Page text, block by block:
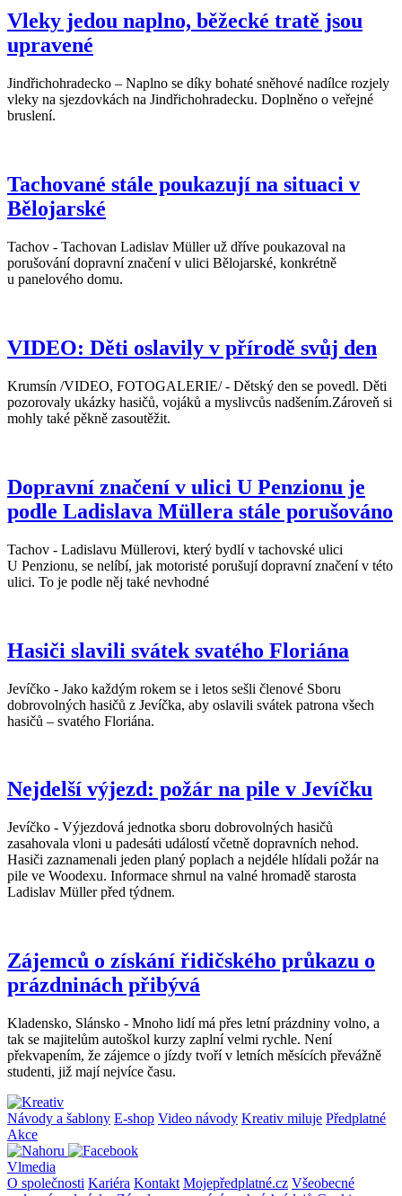
Vleky jedou naplno, běžecké tratě jsou
upravené
Jindřichohradecko – Naplno se díky bohaté sněhové nadílce rozjely
vleky na sjezdovkách na Jindřichohradecku. Doplněno o veřejné
bruslení.
Tachované stále poukazují na situaci v
Bělojarské
Tachov - Tachovan Ladislav Müller už dříve poukazoval na
porušování dopravní značení v ulici Bělojarské, konkrétně
u panelového domu.
VIDEO: Děti oslavily v přírodě svůj den
Krumsín /VIDEO, FOTOGALERIE/ - Dětský den se povedl. Děti
pozorovaly ukázky hasičů, vojáků a myslivcůs nadšením.Zároveň si
mohly také pěkně zasoutěžit.
Dopravní značení v ulici U Penzionu je
podle Ladislava Müllera stále porušováno
Tachov - Ladislavu Müllerovi, který bydlí v tachovské ulici
U Penzionu, se nelíbí, jak motoristé porušují dopravní značení v této
ulici. To je podle něj také nevhodné
Hasiči slavili svátek svatého Floriána
Jevíčko - Jako každým rokem se i letos sešli členové Sboru
dobrovolných hasičů z Jevíčka, aby oslavili svátek patrona všech
hasičů – svatého Floriána.
Nejdelší výjezd: požár na pile v Jevíčku
Jevíčko - Výjezdová jednotka sboru dobrovolných hasičů
zasahovala vloni u padesáti událostí včetně dopravních nehod.
Hasiči zaznamenali jeden planý poplach a nejdéle hlídali požár na
pile ve Woodexu. Informace shrnul na valné hromadě starosta
Ladislav Müller před týdnem.
Zájemců o získání řidičského průkazu o
prázdninách přibývá
Kladensko, Slánsko - Mnoho lidí má přes letní prázdniny volno, a
tak se majitelům autoškol kurzy zaplní velmi rychle. Není
překvapením, že zájemce o jízdy tvoří v letních měsících převážně
studenti, již mají nejvíce času.
Návody a šablony E-shop Video návody Kreativ miluje Předplatné
Akce
Vlmedia
O společnosti Kariéra Kontakt Mojepředplatné.cz Všeobecné